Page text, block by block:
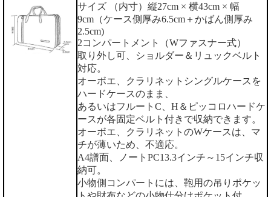
サイズ （内寸）縦27cm × 横43cm × 幅
9cm（ケース側厚み6.5cm＋かばん側厚み
2.5cm)
2コンパートメント（Wファスナー式）
取り外し可、ショルダー＆リュックベルト
対応。
オーボエ、クラリネットシングルケースを
ハードケースのまま、
あるいはフルートC、H＆ピッコロハードケ
ースが各固定ベルト付きで収納できます。
オーボエ、クラリネットのWケースは、マ
チが薄いため、不適応。
A4譜面、ノートPC13.3インチ～15インチ収
納可。
小物側コンパートには、鞄用の吊りポケッ